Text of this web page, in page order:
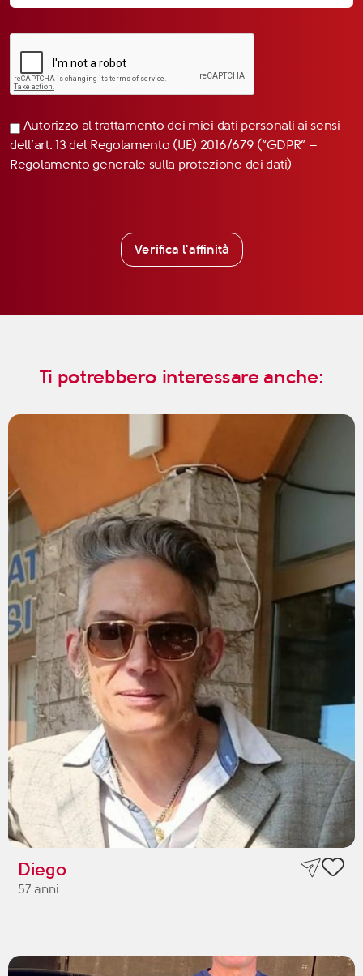
Autorizzo al trattamento dei miei dati personali ai sensi
dell’art. 13 del Regolamento (UE) 2016/679 (“GDPR” –
Regolamento generale sulla protezione dei dati)
Verifica l'affinità
Ti potrebbero interessare anche:
Diego
57 anni